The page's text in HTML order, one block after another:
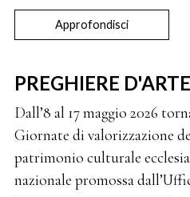
Approfondisci
PREGHIERE D'ARTE
Dall’8 al 17 maggio 2026
Giornate di valorizzazione
patrimonio culturale
nazionale promossa